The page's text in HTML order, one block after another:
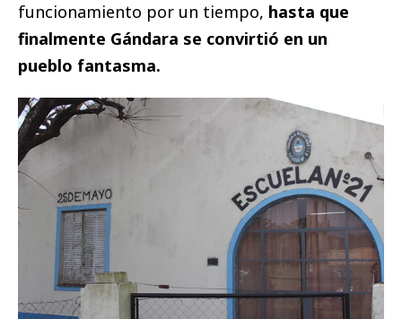
funcionamiento por un tiempo, hasta que
finalmente Gándara se convirtió en un
pueblo fantasma.